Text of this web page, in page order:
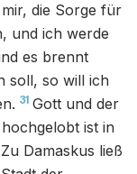
die Sorge für
und ich werde
es brennt
soll, so will ich
31 Gott und der
ist in
Zu Damaskus ließ